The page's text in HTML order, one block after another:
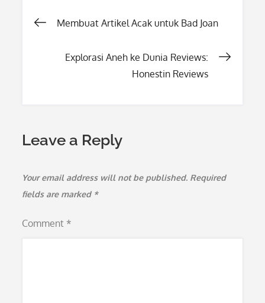
Post
navigation
Membuat Artikel Acak untuk Bad Joan
Explorasi Aneh ke Dunia Reviews:
Honestin Reviews
Leave a Reply
Your email address will not be published. Required
fields are marked *
Comment *